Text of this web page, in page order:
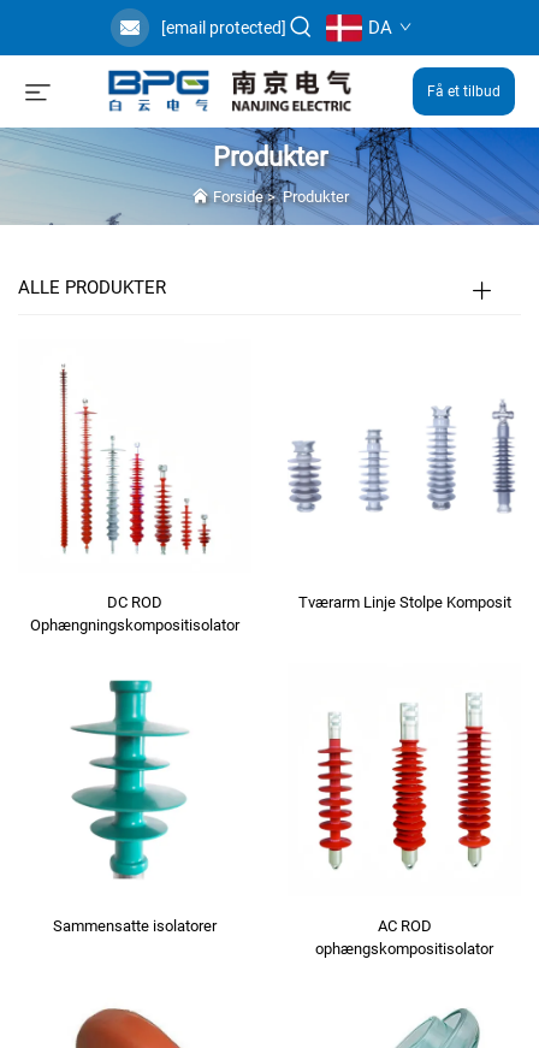
[email protected] DA
Få et tilbud
Produkter
Forside>Produkter
ALLE PRODUKTER
DC ROD
Ophængningskompositisolator
Tværarm Linje Stolpe Komposit
Sammensatte isolatorer
AC ROD
ophængskompositisolator